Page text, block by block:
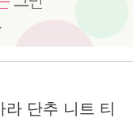
단추 니트 티